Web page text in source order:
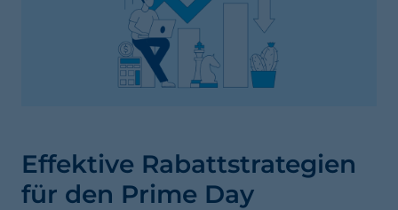
Effektive Rabattstrategien
für den Prime Day